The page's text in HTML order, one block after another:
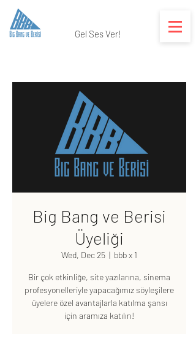
Gel Ses Ver!
Big Bang ve Berisi
Üyeliği
Wed, Dec 25
  |
bbb x 1
Bir çok etkinliğe, site yazılarına, sinema
profesyonelleriyle yapacağımız söyleşilere
üyelere özel avantajlarla katılma şansı
için aramıza katılın!